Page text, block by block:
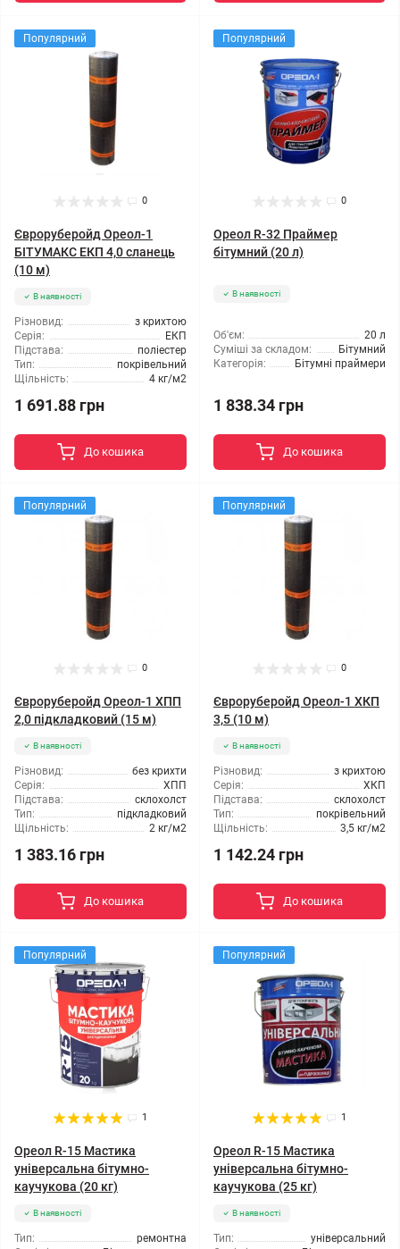
Популярний
0
Євроруберойд Ореол-1
БІТУМАКС ЕКП 4,0 сланець
(10 м)
В наявності
Різновид:
з крихтою
Серія:
ЕКП
Підстава:
поліестер
Тип:
покрівельний
Щільність:
4 кг/м2
1 691.88 грн
До кошика
Популярний
0
Ореол R-32 Праймер
бітумний (20 л)
В наявності
Об'єм:
20 л
Суміші за складом:
Бітумний
Категорія:
Бітумні праймери
1 838.34 грн
До кошика
Популярний
0
Євроруберойд Ореол-1 ХПП
2,0 підкладковий (15 м)
В наявності
Різновид:
без крихти
Серія:
ХПП
Підстава:
склохолст
Тип:
підкладковий
Щільність:
2 кг/м2
1 383.16 грн
До кошика
Популярний
0
Євроруберойд Ореол-1 ХКП
3,5 (10 м)
В наявності
Різновид:
з крихтою
Серія:
ХКП
Підстава:
склохолст
Тип:
покрівельний
Щільність:
3,5 кг/м2
1 142.24 грн
До кошика
Популярний
1
Ореол R-15 Мастика
універсальна бітумно-
каучукова (20 кг)
В наявності
Тип:
ремонтна
Популярний
1
Ореол R-15 Мастика
універсальна бітумно-
каучукова (25 кг)
В наявності
Тип:
універсальний